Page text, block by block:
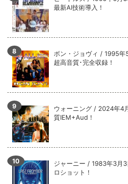
最新AI技術導入！
ボン・ジョヴィ / 1995
超高音質･完全収録！
ウォーニング / 2024年4
質IEM+Aud！
ジャーニー / 1983年3月
ロショット！